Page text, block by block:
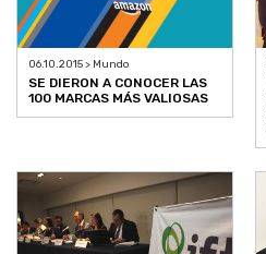
06.10.2015 > Mundo
SE DIERON A CONOCER LAS
100 MARCAS MÁS VALIOSAS